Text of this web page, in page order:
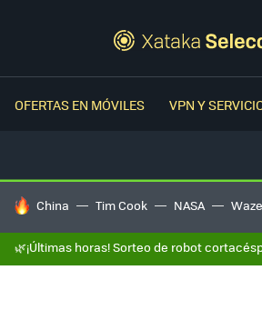
OFERTAS EN MÓVILES VPN Y
HOY SE HABLA DE
China Tim Cook NASA Waze
🌿¡Últimas horas! Sorteo de robot